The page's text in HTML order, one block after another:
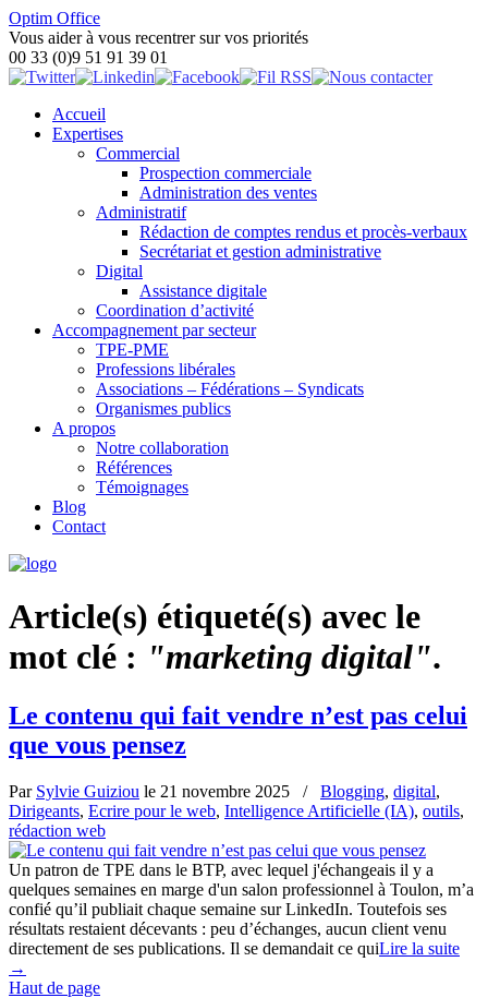
Optim Office
Vous aider à vous recentrer sur vos priorités
00 33 (0)9 51 91 39 01
Accueil
Expertises
Commercial
Prospection commerciale
Administration des ventes
Administratif
Rédaction de comptes rendus et procès-verbaux
Secrétariat et gestion administrative
Digital
Assistance digitale
Coordination d’activité
Accompagnement par secteur
TPE-PME
Professions libérales
Associations – Fédérations – Syndicats
Organismes publics
A propos
Notre collaboration
Références
Témoignages
Blog
Contact
Article(s) étiqueté(s) avec le
mot clé : "marketing digital".
Le contenu qui fait vendre n’est pas celui
que vous pensez
Par Sylvie Guiziou le 21 novembre 2025 / Blogging, digital,
Dirigeants, Ecrire pour le web, Intelligence Artificielle (IA), outils,
rédaction web
Un patron de TPE dans le BTP, avec lequel j'échangeais il y a
quelques semaines en marge d'un salon professionnel à Toulon, m’a
confié qu’il publiait chaque semaine sur LinkedIn. Toutefois ses
résultats restaient décevants : peu d’échanges, aucun client venu
directement de ses publications. Il se demandait ce quiLire la suite
→
Haut de page